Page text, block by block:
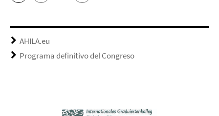
AHILA.eu
Programa definitivo del Congreso